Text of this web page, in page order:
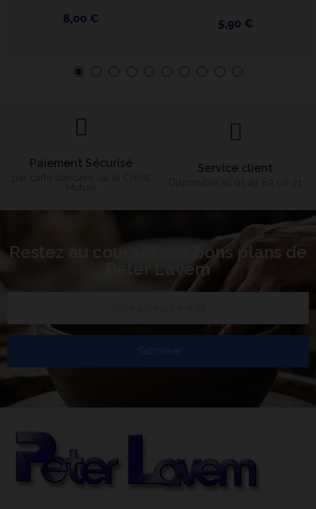
8,00 € 5,90 €
Paiement Sécurisé Service client
Restez au courant des bons plans de
Peter Lavem
S’abonner